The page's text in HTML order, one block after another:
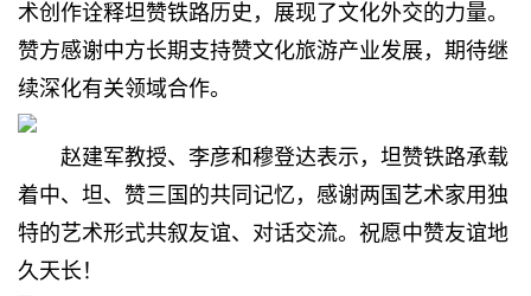
术创作诠释坦赞铁路历史，展现了文化外交的力量。
赞方感谢中方长期支持赞文化旅游产业发展，期待继
续深化有关领域合作。
赵建军教授、李彦和穆登达表示，坦赞铁路承载
着中、坦、赞三国的共同记忆，感谢两国艺术家用独
特的艺术形式共叙友谊、对话交流。祝愿中赞友谊地
久天长！